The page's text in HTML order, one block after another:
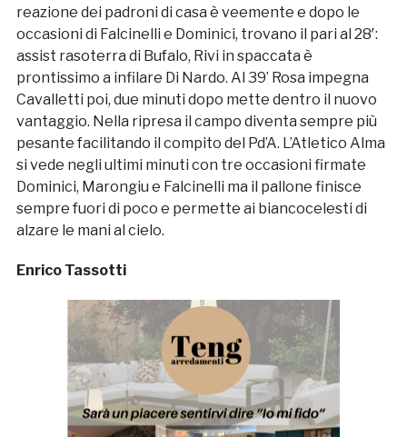
reazione dei padroni di casa è veemente e dopo le
occasioni di Falcinelli e Dominici, trovano il pari al 28′:
assist rasoterra di Bufalo, Rivi in spaccata è
prontissimo a infilare Di Nardo. Al 39’ Rosa impegna
Cavalletti poi, due minuti dopo mette dentro il nuovo
vantaggio. Nella ripresa il campo diventa sempre più
pesante facilitando il compito del Pd’A. L’Atletico Alma
si vede negli ultimi minuti con tre occasioni firmate
Dominici, Marongiu e Falcinelli ma il pallone finisce
sempre fuori di poco e permette ai biancocelesti di
alzare le mani al cielo.
Enrico Tassotti